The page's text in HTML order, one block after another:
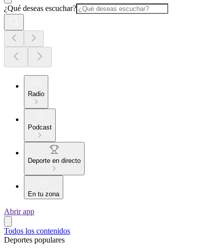
¿Qué deseas escuchar?
Radio
Podcast
Deporte en directo
En tu zona
Abrir app
Todos los contenidos
Deportes populares